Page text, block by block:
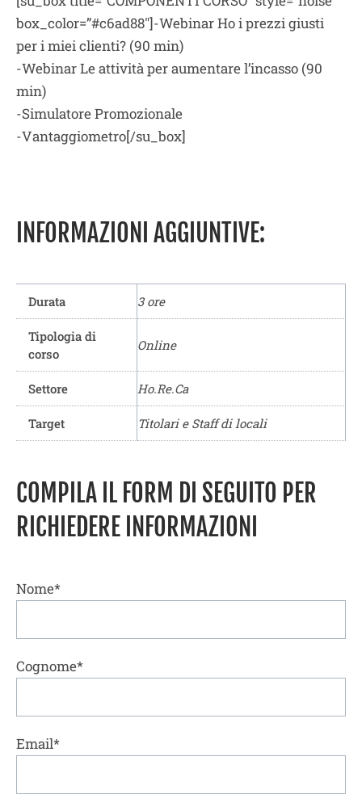
box_color=”#c6ad88″]-Webinar Ho i prezzi giusti
per i miei clienti? (90 min)
-Webinar Le attività per aumentare l’incasso (90
min)
-Simulatore Promozionale
-Vantaggiometro[/su_box]
INFORMAZIONI AGGIUNTIVE:
Durata 3 ore
Tipologia di
corso
Online
Settore Ho.Re.Ca
Target Titolari e Staff di locali
COMPILA IL FORM DI SEGUITO PER
RICHIEDERE INFORMAZIONI
Nome*
Cognome*
Email*